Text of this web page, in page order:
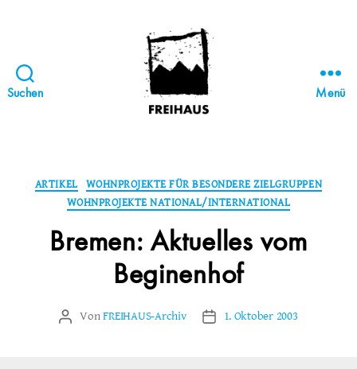
Suchen
STATTBAU
HAMBURG
Menü
Kategorien
ARTIKEL
WOHNPROJEKTE FÜR BESONDERE ZIELGRUPPEN
WOHNPROJEKTE NATIONAL/INTERNATIONAL
Bremen: Aktuelles vom
Beginenhof
Beitragsautor
VonFREIHAUS-Archiv Veröffentlichungsdatum
1. Oktober 2003